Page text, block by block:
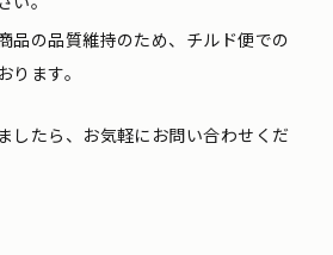
品の品質維持のため、チルド便での
ます。
したら、お気軽にお問い合わせくだ